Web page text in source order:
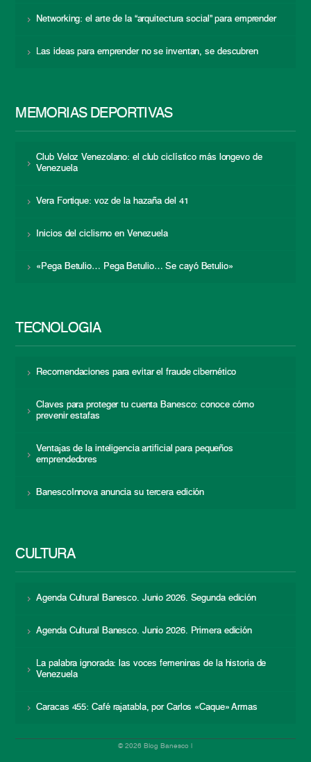
Networking: el arte de la “arquitectura social” para emprender
Las ideas para emprender no se inventan, se descubren
MEMORIAS DEPORTIVAS
Club Veloz Venezolano: el club ciclístico más longevo de
Venezuela
Vera Fortique: voz de la hazaña del 41
Inicios del ciclismo en Venezuela
«Pega Betulio… Pega Betulio… Se cayó Betulio»
TECNOLOGÍA
Recomendaciones para evitar el fraude cibernético
Claves para proteger tu cuenta Banesco: conoce cómo
prevenir estafas
Ventajas de la inteligencia artificial para pequeños
emprendedores
BanescoInnova anuncia su tercera edición
CULTURA
Agenda Cultural Banesco. Junio 2026. Segunda edición
Agenda Cultural Banesco. Junio 2026. Primera edición
La palabra ignorada: las voces femeninas de la historia de
Venezuela
Caracas 455: Café rajatabla, por Carlos «Caque» Armas
© 2026 Blog Banesco |